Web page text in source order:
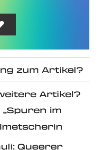
zum Artikel?
Artikel?
im
Queerer